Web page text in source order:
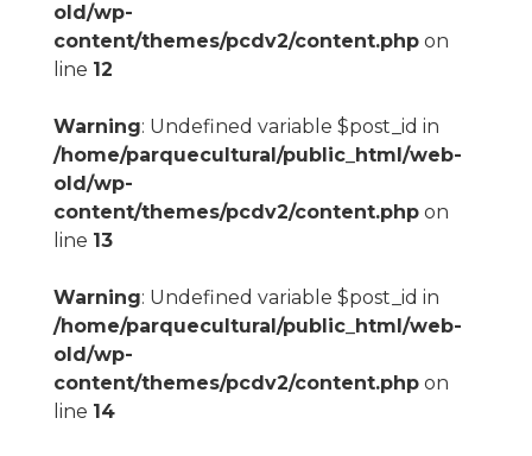
old/wp-
content/themes/pcdv2/content.phpon
line 12
Warning: Undefined variable $post_id in
/home/parquecultural/public_html/web-
old/wp-
content/themes/pcdv2/content.phpon
line 13
Warning: Undefined variable $post_id in
/home/parquecultural/public_html/web-
old/wp-
content/themes/pcdv2/content.phpon
line 14